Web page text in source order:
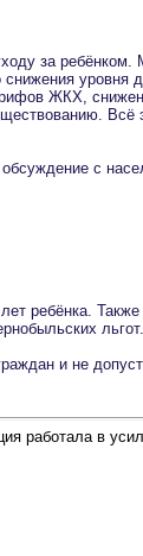
за
ЖКХ,
с
ребёнка.
льгот.
и не
работала в